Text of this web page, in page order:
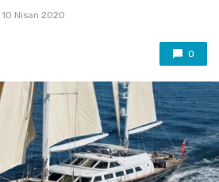
10 Nisan 2020
0